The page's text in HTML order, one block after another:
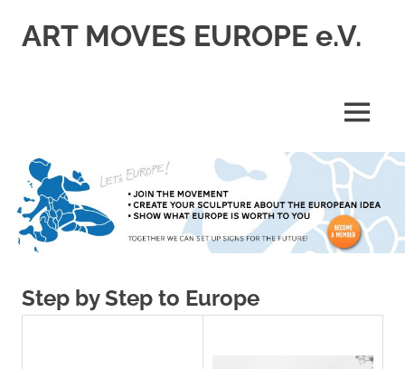
InhaltART MOVES EUROPE e.V.
MENÜ
Step by Step to Europe